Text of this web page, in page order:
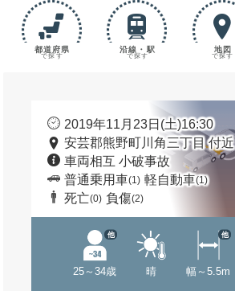
都道府県
で探す
沿線・駅
で探す
地図
で探す
2019年11月23日(土)16:30
安芸郡熊野町川角三丁目 付近
車両相互 小破事故
普通乗用車(1) 軽自動車(1)
死亡(0) 負傷(2)
25～34歳
他
晴 幅～5.5m
他